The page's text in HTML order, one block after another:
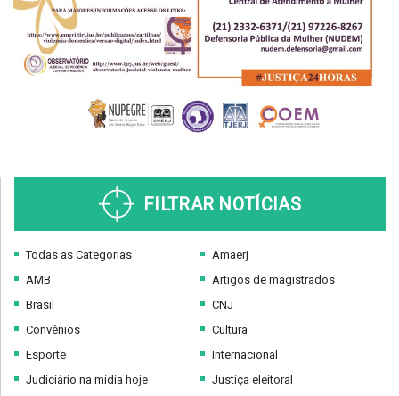
FILTRAR NOTÍCIAS
Todas as Categorias
AMB
Brasil
Convênios
Esporte
Judiciário na mídia hoje
Amaerj
Artigos de magistrados
CNJ
Cultura
Internacional
Justiça eleitoral